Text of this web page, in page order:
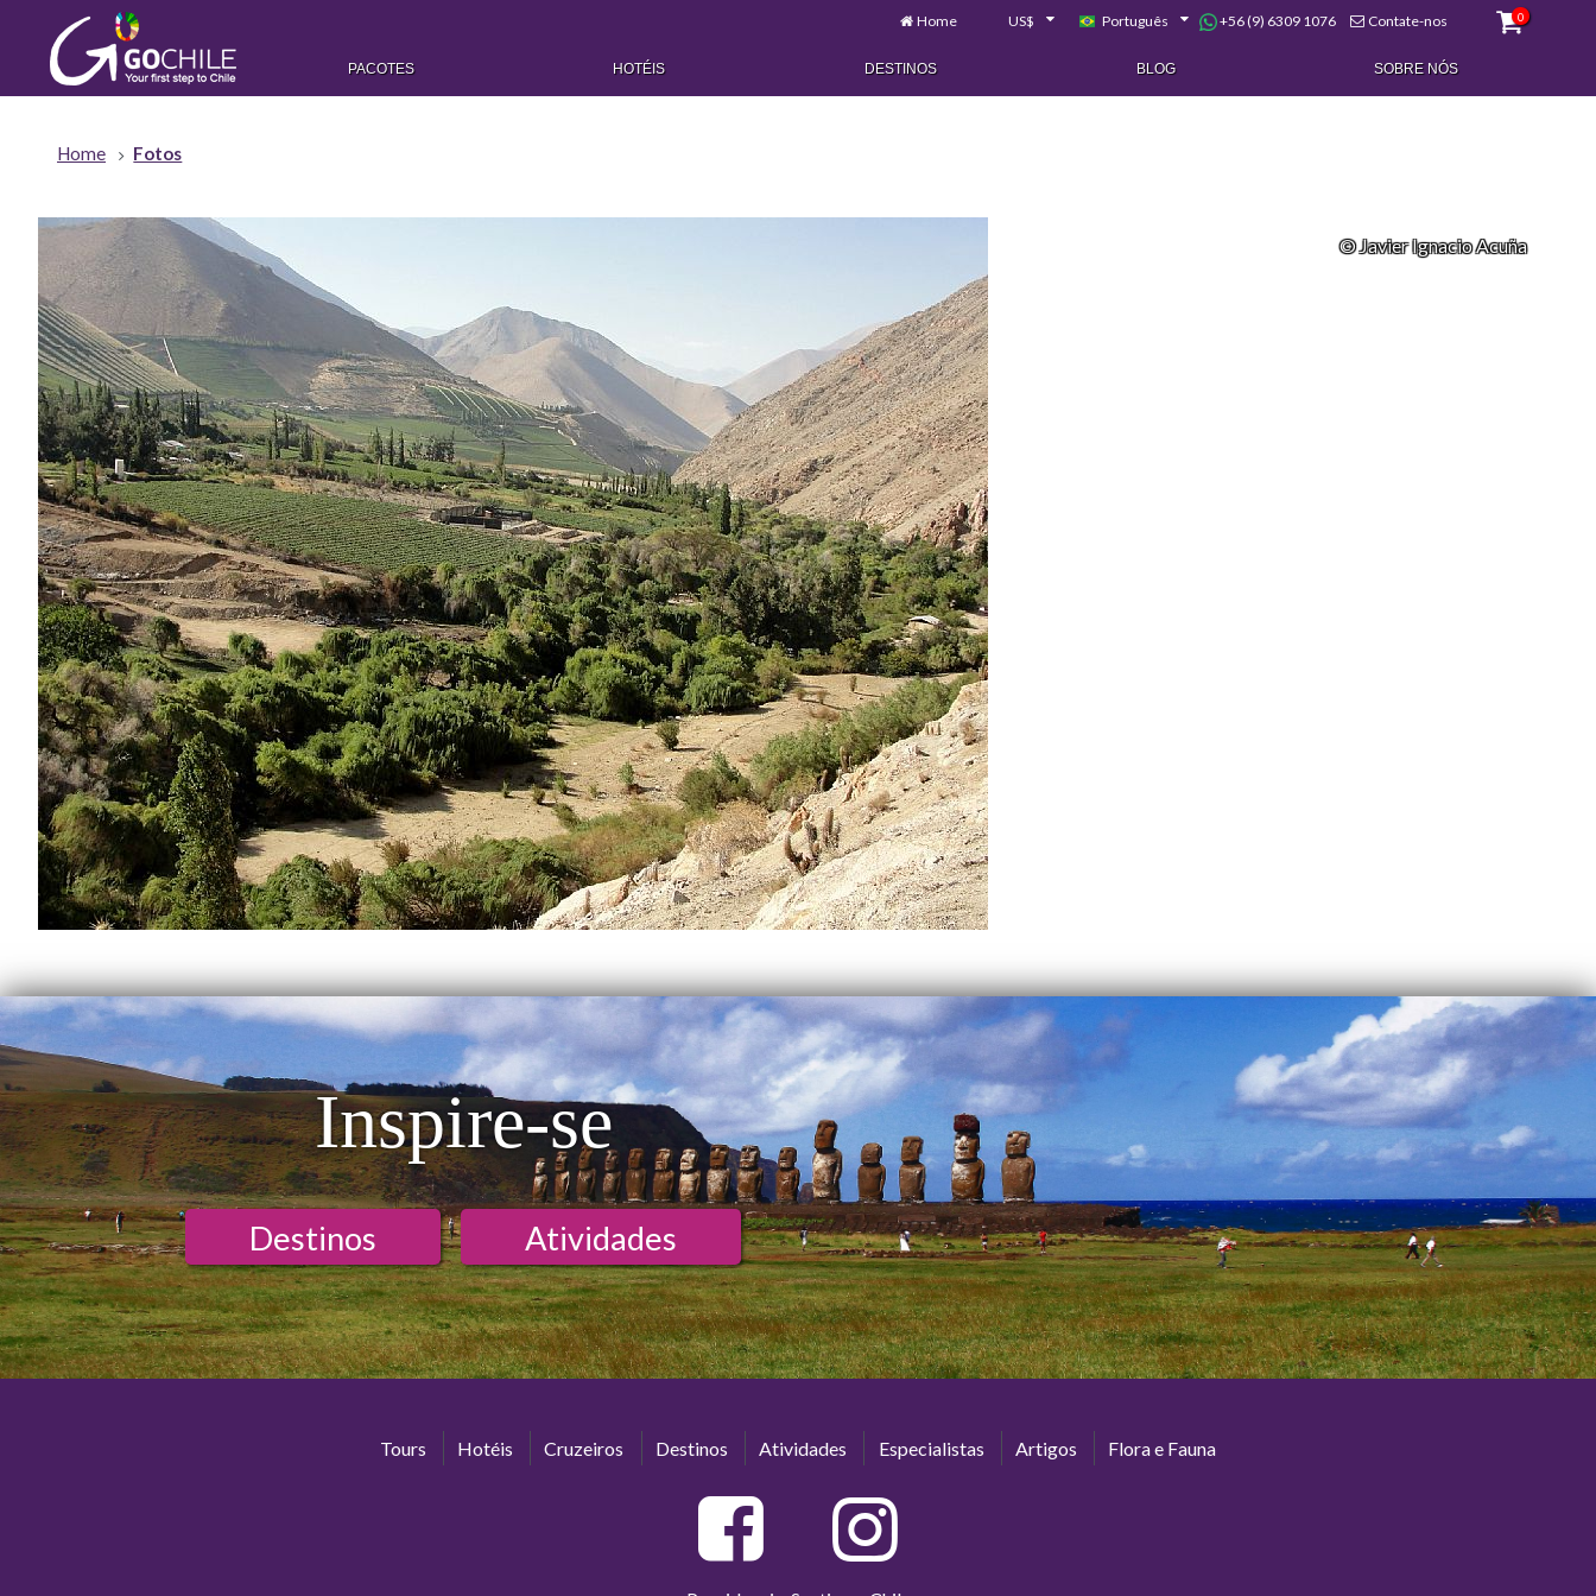
Home US$ Português +56 (9) 6309 1076 Contate-nos 0
PACOTES HOTÉIS DESTINOS BLOG SOBRE NÓS
Home Fotos
© Javier Ignacio Acuña
Inspire-se
Destinos Atividades
Tours Hotéis Cruzeiros Destinos Atividades Especialistas Artigos Flora e Fauna